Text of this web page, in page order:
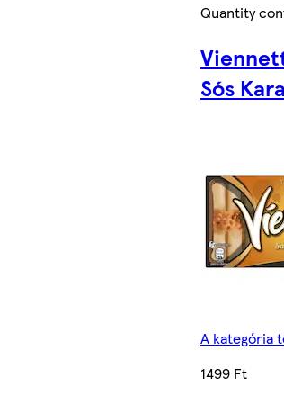
Quantity
Sós
A kategória
1499 Ft